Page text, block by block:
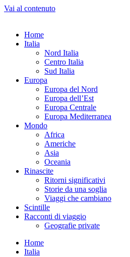
Vai al contenuto
Home
Italia
Nord Italia
Centro Italia
Sud Italia
Europa
Europa del Nord
Europa dell’Est
Europa Centrale
Europa Mediterranea
Mondo
Africa
Americhe
Asia
Oceania
Rinascite
Ritorni significativi
Storie da una soglia
Viaggi che cambiano
Scintille
Racconti di viaggio
Geografie private
Home
Italia